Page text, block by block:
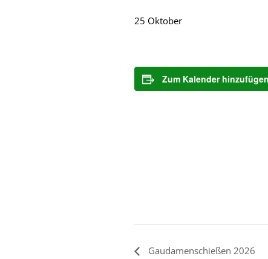
25 Oktober
Zum Kalender hinzufügen
Gaudamenschießen 2026